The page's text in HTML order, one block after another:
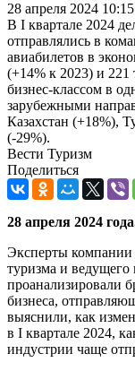
28 апреля 2024
В I квартале 2024
отправлялись в
авиабилетов в
(+14% к 2023) и 221
бизнес-классом в
зарубежными
Казахстан (+18%),
(-29%).
Вести Туризм
Поделиться
28 апреля 2024
Эксперты компании
туризма и
проанализировали
бизнеса,
выяснили, как
в I квартале 2024,
индустрии чаще